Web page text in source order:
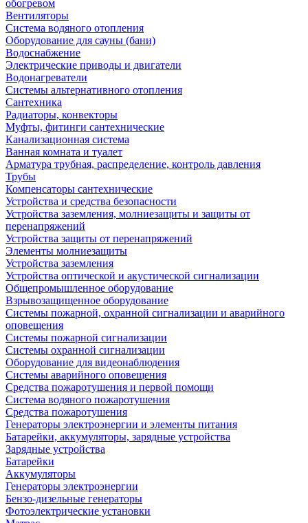
обогревом
Вентиляторы
Система водяного отопления
Оборудование для сауны (бани)
Водоснабжение
Электрические приводы и двигатели
Водонагреватели
Системы альтернативного отопления
Сантехника
Радиаторы, конвекторы
Муфты, фитинги сантехнические
Канализационная система
Ванная комната и туалет
Арматура трубная, распределение, контроль давления
Трубы
Компенсаторы сантехнические
Устройства и средства безопасности
Устройства заземления, молниезащиты и защиты от
перенапряжений
Устройства защиты от перенапряжений
Элементы молниезащиты
Устройства заземления
Устройства оптической и акустической сигнализации
Общепромышленное оборудование
Взрывозащищенное оборудование
Системы пожарной, охранной сигнализации и аварийного
оповещения
Системы пожарной сигнализации
Системы охранной сигнализации
Оборудование для видеонаблюдения
Системы аварийного оповещения
Средства пожаротушения и первой помощи
Система водяного пожаротушения
Средства пожаротушения
Генераторы электроэнергии и элементы питания
Батарейки, аккумуляторы, зарядные устройства
Зарядные устройства
Батарейки
Аккумуляторы
Генераторы электроэнергии
Бензо-дизельные генераторы
Фотоэлектрические установки